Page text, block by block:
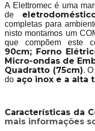
A Elettromec é uma
de
completas para
nisto montamos um
que compõem este
90cm; Forno
Micro-ondas de
Quadratto (75cm).
doaço inox e a alta
Características da
mais informações